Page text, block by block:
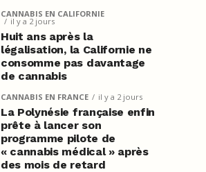
CANNABIS EN CALIFORNIE
il y a 2 jours
Huit ans après la
légalisation, la Californie ne
consomme pas davantage
de cannabis
CANNABIS EN FRANCE il y a 2 jours
La Polynésie française enfin
prête à lancer son
programme pilote de
« cannabis médical » après
des mois de retard